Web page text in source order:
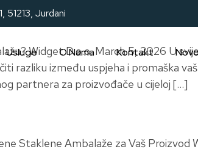
51213, Jurdani
Usluge O Nama Kontakt
Widget D.o.o. March 5, 2026 U
razliku između uspjeha i promaška
partnera za proizvođače u cijeloj […]
Staklene Ambalaže za Vaš